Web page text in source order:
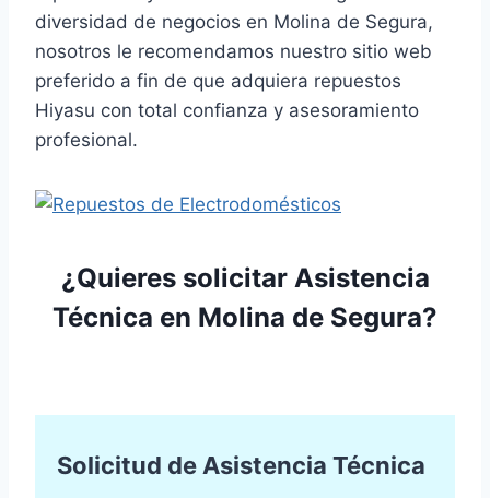
diversidad de negocios en Molina de Segura,
nosotros le recomendamos nuestro sitio web
preferido a fin de que adquiera repuestos
Hiyasu con total confianza y asesoramiento
profesional.
¿Quieres solicitar Asistencia
Técnica en Molina de Segura?
Solicitud de Asistencia Técnica